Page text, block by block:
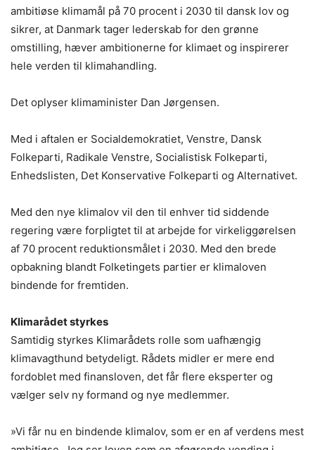
ambitiøse klimamål på 70 procent i 2030 til dansk lov og
sikrer, at Danmark tager lederskab for den grønne
omstilling, hæver ambitionerne for klimaet og inspirerer
hele verden til klimahandling.
Det oplyser klimaminister Dan Jørgensen.
Med i aftalen er Socialdemokratiet, Venstre, Dansk
Folkeparti, Radikale Venstre, Socialistisk Folkeparti,
Enhedslisten, Det Konservative Folkeparti og Alternativet.
Med den nye klimalov vil den til enhver tid siddende
regering være forpligtet til at arbejde for virkeliggørelsen
af 70 procent reduktionsmålet i 2030. Med den brede
opbakning blandt Folketingets partier er klimaloven
bindende for fremtiden.
Klimarådet styrkes
Samtidig styrkes Klimarådets rolle som uafhængig
klimavagthund betydeligt. Rådets midler er mere end
fordoblet med finansloven, det får flere eksperter og
vælger selv ny formand og nye medlemmer.
»Vi får nu en bindende klimalov, som er en af verdens mest